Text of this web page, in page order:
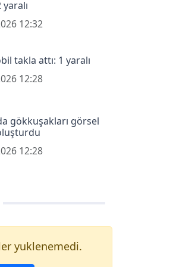
12:32
takla attı: 1 yaralı
12:28
gökkuşakları görsel
12:28
yuklenemedi.